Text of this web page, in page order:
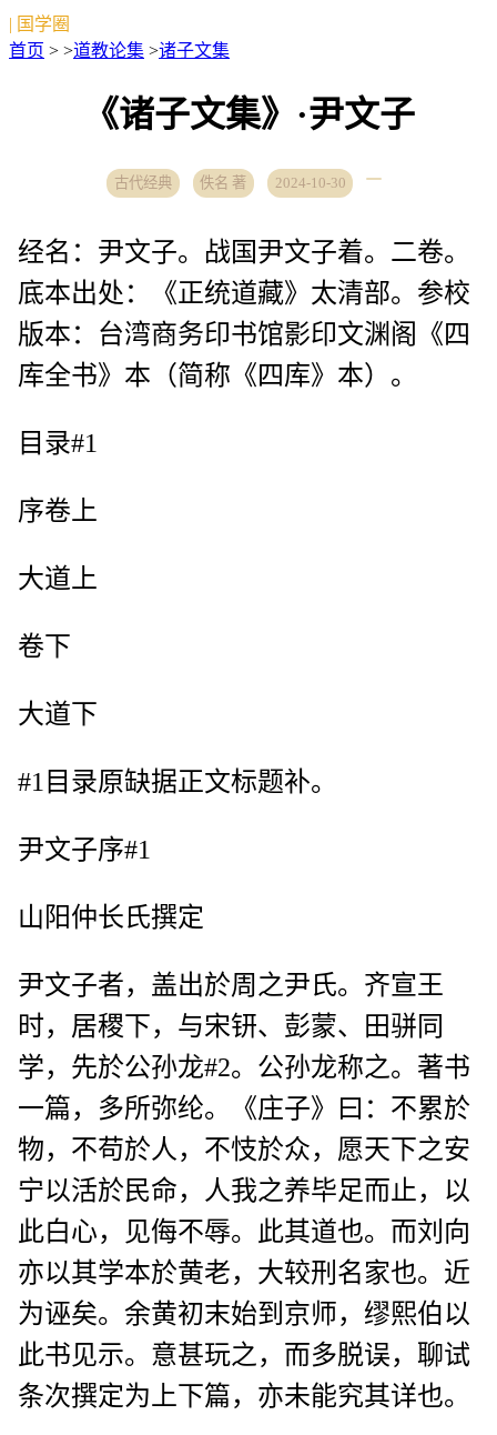
| 国学圈
首页 > >道教论集 >诸子文集
《诸子文集》·尹文子
古代经典 佚名 著 2024-10-30
经名：尹文子。战国尹文子着。二卷。
底本出处：《正统道藏》太清部。参校
版本：台湾商务印书馆影印文渊阁《四
库全书》本（简称《四库》本）。
目录#1
序卷上
大道上
卷下
大道下
#1目录原缺据正文标题补。
尹文子序#1
山阳仲长氏撰定
尹文子者，盖出於周之尹氏。齐宣王
时，居稷下，与宋钘、彭蒙、田骈同
学，先於公孙龙#2。公孙龙称之。著书
一篇，多所弥纶。《庄子》曰：不累於
物，不苟於人，不忮於众，愿天下之安
宁以活於民命，人我之养毕足而止，以
此白心，见侮不辱。此其道也。而刘向
亦以其学本於黄老，大较刑名家也。近
为诬矣。余黄初末始到京师，缪熙伯以
此书见示。意甚玩之，而多脱误，聊试
条次撰定为上下篇，亦未能究其详也。